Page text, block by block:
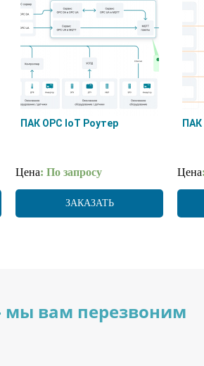
ПАК OPC IoT Роутер
Цена: По запросу
ЗАКАЗАТЬ
ПАК
Цена
мы вам перезвоним